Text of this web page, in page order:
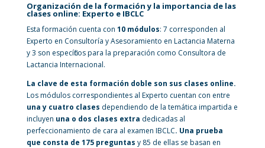
Organización de la formación y la importancia de las
clases online: Experto e IBCLC
Esta formación cuenta con 10 módulos: 7 corresponden al
Experto en Consultoría y Asesoramiento en Lactancia Materna
y 3 son específicos para la preparación como Consultora de
Lactancia Internacional.
La clave de esta formación doble son sus clases online.
Los módulos correspondientes al Experto cuentan con entre
una y cuatro clases dependiendo de la temática impartida e
incluyen una o dos clases extra dedicadas al
perfeccionamiento de cara al examen IBCLC. Una prueba
que consta de 175 preguntas y 85 de ellas se basan en